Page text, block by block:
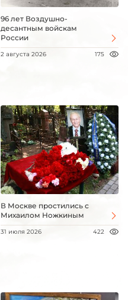
96 лет Воздушно-
десантным войскам
России
2 августа 2026 175
В Москве простились с
Михаилом Ножкиным
31 июля 2026 422